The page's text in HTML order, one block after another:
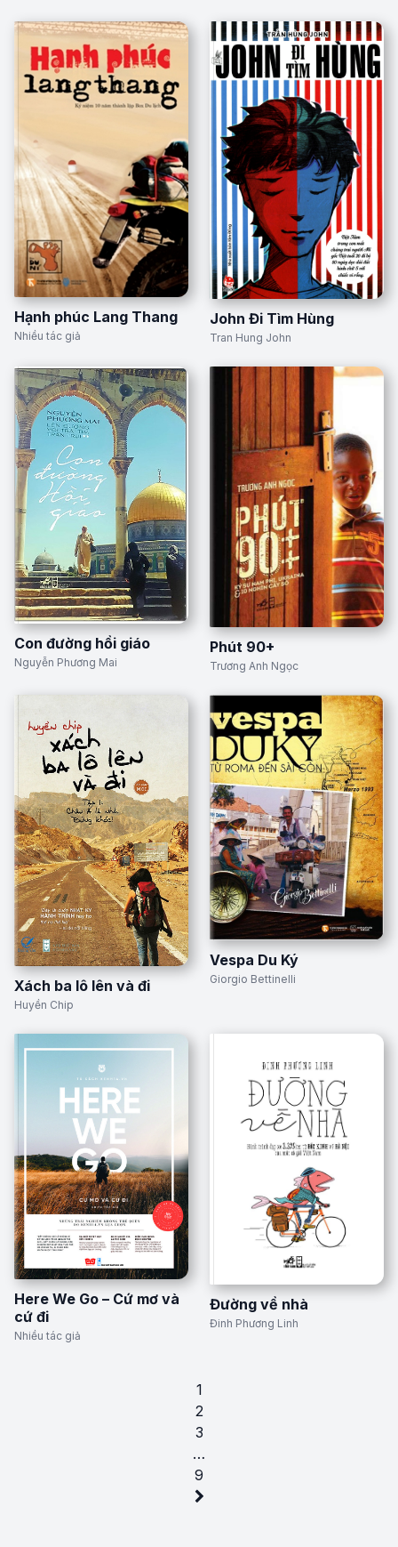
Hạnh phúc Lang Thang
Nhiều tác giả
John Đi Tìm Hùng
Tran Hung John
Con đường hồi giáo
Nguyễn Phương Mai
Phút 90+
Trương Anh Ngọc
Xách ba lô lên và đi
Huyền Chip
Vespa Du Ký
Giorgio Bettinelli
Here We Go – Cứ mơ và
cứ đi
Nhiều tác giả
Đường về nhà
Đinh Phương Linh
1
2
3
…
9